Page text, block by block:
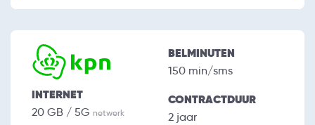
INTERNET
20 GB / 5G netwerk
BELMINUTEN
150 min/sms
CONTRACTDUUR
2 jaar